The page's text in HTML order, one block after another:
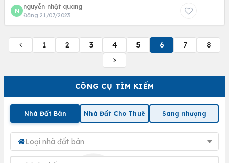
CÔNG CỤ TÌM KIẾM
Nhà Đất Bán Nhà Đất Cho Thuê Sang nhượng
Loại nhà đất bán
N
nguyễn nhật quang
Đăng 21/07/2023
1 2 3 4 5 6 7 8